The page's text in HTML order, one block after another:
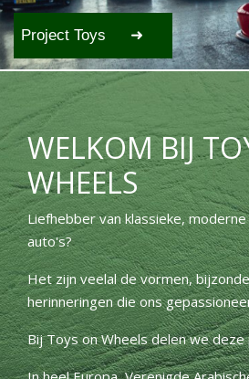
Project Toys
WELKOM BIJ
WHEELS
Liefhebber van klassieke,
auto's?
Het zijn veelal de vormen,
herinneringen die ons
Bij Toys on Wheels delen we deze